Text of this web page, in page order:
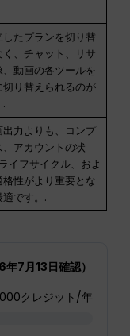
したプランを切り替
く、チャット、リサ
、動画の各ツールを
切り替えられるのが
.
出力よりも、コンプ
、アカウントの状
イフサイクル、およ
格性がより重要とな
適です。.
7月13日確認）
クレジット/年